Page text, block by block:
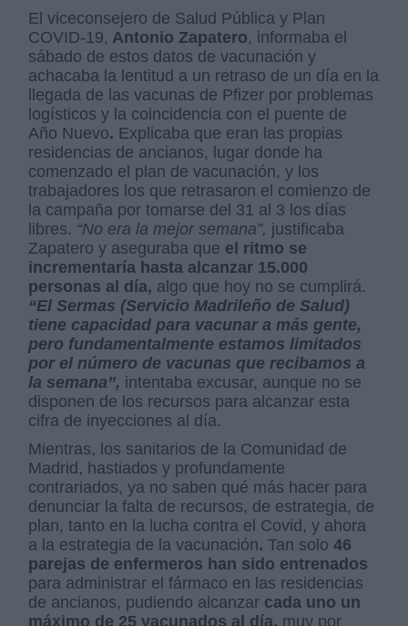
El viceconsejero de Salud Pública y Plan
COVID-19, Antonio Zapatero, informaba el
sábado de estos datos de vacunación y
achacaba la lentitud a un retraso de un día en la
llegada de las vacunas de Pfizer por problemas
logísticos y la coincidencia con el puente de
Año Nuevo. Explicaba que eran las propias
residencias de ancianos, lugar donde ha
comenzado el plan de vacunación, y los
trabajadores los que retrasaron el comienzo de
la campaña por tomarse del 31 al 3 los días
libres. “No era la mejor semana”, justificaba
Zapatero y aseguraba que el ritmo se
incrementaría hasta alcanzar 15.000
personas al día, algo que hoy no se cumplirá.
“El Sermas (Servicio Madrileño de Salud)
tiene capacidad para vacunar a más gente,
pero fundamentalmente estamos limitados
por el número de vacunas que recibamos a
la semana”, intentaba excusar, aunque no se
disponen de los recursos para alcanzar esta
cifra de inyecciones al día.
Mientras, los sanitarios de la Comunidad de
Madrid, hastiados y profundamente
contrariados, ya no saben qué más hacer para
denunciar la falta de recursos, de estrategia, de
plan, tanto en la lucha contra el Covid, y ahora
a la estrategia de la vacunación.Tan solo46
parejas de enfermeros han sido entrenados
para administrar el fármaco en las residencias
de ancianos, pudiendo alcanzar cada uno un
máximo de 25 vacunados al día, muy por